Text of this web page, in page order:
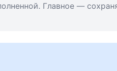
Главное —